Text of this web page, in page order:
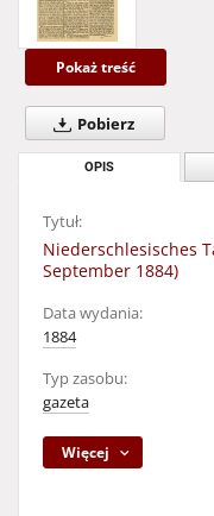
Pokaż treść
Pobierz
OPIS
Tytuł:
Niederschlesisches
September 1884)
Data wydania:
1884
Typ zasobu:
gazeta
Więcej